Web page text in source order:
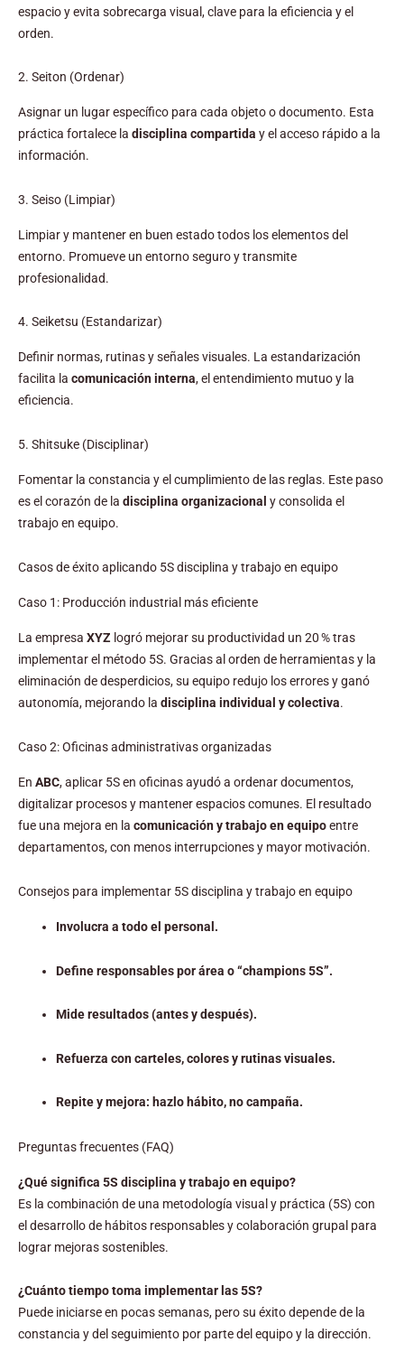
espacio y evita sobrecarga visual, clave para la eficiencia y el
orden.
2. Seiton (Ordenar)
Asignar un lugar específico para cada objeto o documento. Esta
práctica fortalece la disciplina compartida y el acceso rápido a la
información.
3. Seiso (Limpiar)
Limpiar y mantener en buen estado todos los elementos del
entorno. Promueve un entorno seguro y transmite
profesionalidad.
4. Seiketsu (Estandarizar)
Definir normas, rutinas y señales visuales. La estandarización
facilita la comunicación interna, el entendimiento mutuo y la
eficiencia.
5. Shitsuke (Disciplinar)
Fomentar la constancia y el cumplimiento de las reglas. Este paso
es el corazón de la disciplina organizacional y consolida el
trabajo en equipo.
Casos de éxito aplicando 5S disciplina y trabajo en equipo
Caso 1: Producción industrial más eficiente
La empresa XYZ logró mejorar su productividad un 20 % tras
implementar el método 5S. Gracias al orden de herramientas y la
eliminación de desperdicios, su equipo redujo los errores y ganó
autonomía, mejorando la disciplina individual y colectiva.
Caso 2: Oficinas administrativas organizadas
En ABC, aplicar 5S en oficinas ayudó a ordenar documentos,
digitalizar procesos y mantener espacios comunes. El resultado
fue una mejora en la comunicación y trabajo en equipoentre
departamentos, con menos interrupciones y mayor motivación.
Consejos para implementar 5S disciplina y trabajo en equipo
Involucra a todo el personal.
Define responsables por área o “champions 5S”.
Mide resultados (antes y después).
Refuerza con carteles, colores y rutinas visuales.
Repite y mejora: hazlo hábito, no campaña.
Preguntas frecuentes (FAQ)
¿Qué significa 5S disciplina y trabajo en equipo?
Es la combinación de una metodología visual y práctica (5S) con
el desarrollo de hábitos responsables y colaboración grupal para
lograr mejoras sostenibles.
¿Cuánto tiempo toma implementar las 5S?
Puede iniciarse en pocas semanas, pero su éxito depende de la
constancia y del seguimiento por parte del equipo y la dirección.